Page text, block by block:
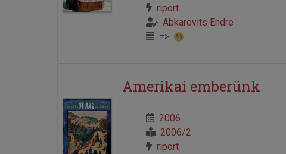
riport
Abkarovits Endre
=>
Amerikai emberünk
2006
2006/2
riport